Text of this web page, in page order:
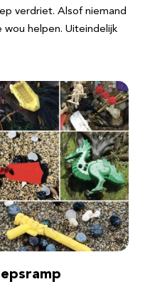
verdriet. Alsof niemand
helpen. Uiteindelijk